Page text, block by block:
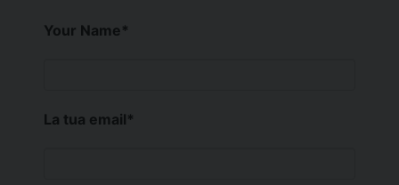
Your Name*
La tua email*